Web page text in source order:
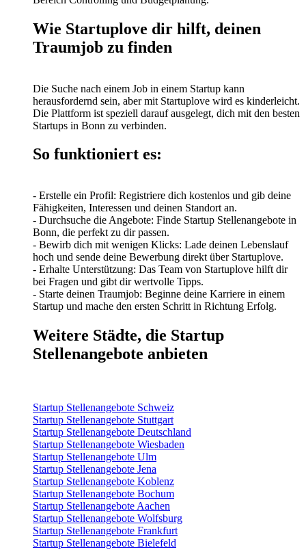
Wie Startuplove dir hilft, deinen
Traumjob zu finden
Die Suche nach einem Job in einem Startup kann
herausfordernd sein, aber mit Startuplove wird es kinderleicht.
Die Plattform ist speziell darauf ausgelegt, dich mit den besten
Startups in Bonn zu verbinden.
So funktioniert es:
- Erstelle ein Profil: Registriere dich kostenlos und gib deine
Fähigkeiten, Interessen und deinen Standort an.
- Durchsuche die Angebote: Finde Startup Stellenangebote in
Bonn, die perfekt zu dir passen.
- Bewirb dich mit wenigen Klicks: Lade deinen Lebenslauf
hoch und sende deine Bewerbung direkt über Startuplove.
- Erhalte Unterstützung: Das Team von Startuplove hilft dir
bei Fragen und gibt dir wertvolle Tipps.
- Starte deinen Traumjob: Beginne deine Karriere in einem
Startup und mache den ersten Schritt in Richtung Erfolg.
Weitere Städte, die Startup
Stellenangebote anbieten
Startup Stellenangebote Schweiz
Startup Stellenangebote Stuttgart
Startup Stellenangebote Deutschland
Startup Stellenangebote Wiesbaden
Startup Stellenangebote Ulm
Startup Stellenangebote Jena
Startup Stellenangebote Koblenz
Startup Stellenangebote Bochum
Startup Stellenangebote Aachen
Startup Stellenangebote Wolfsburg
Startup Stellenangebote Frankfurt
Startup Stellenangebote Bielefeld